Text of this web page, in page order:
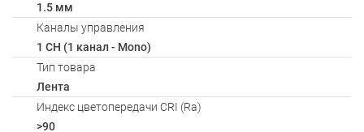
1.5 мм
Каналы управления
1 CH (1 канал - Mono)
Тип товара
Лента
Индекс цветопередачи CRI (Ra)
>90